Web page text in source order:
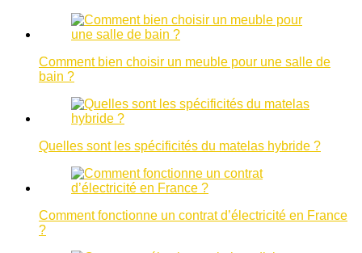
Comment bien choisir un meuble pour une salle de
bain ?
Quelles sont les spécificités du matelas hybride ?
Comment fonctionne un contrat d’électricité en France
?